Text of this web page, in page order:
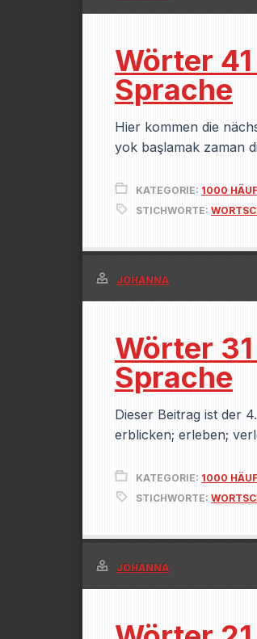
Wörter
Sprache
Hier kommen die
yok başlamak zaman
KATEGORIE: 1000
STICHWORTE:
JOHANNA
Wörter
Sprache
Dieser Beitrag ist der
erblicken; erleben;
KATEGORIE: 1000
STICHWORTE:
JOHANNA